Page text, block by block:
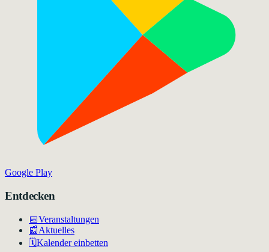
Google Play
Entdecken
📅Veranstaltungen
📰Aktuelles
🗓️Kalender einbetten